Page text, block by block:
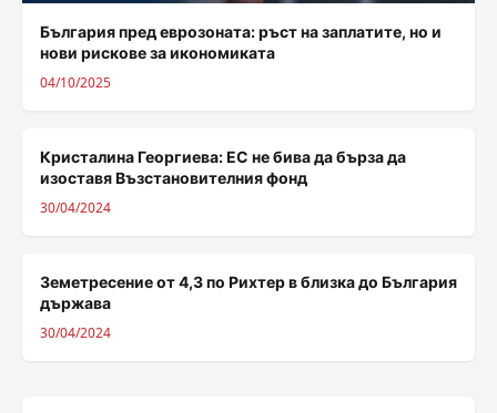
България пред еврозоната: ръст на заплатите, но и
нови рискове за икономиката
04/10/2025
Кристалина Георгиева: ЕС не бива да бърза да
изоставя Възстановителния фонд
30/04/2024
Земетресение от 4,3 по Рихтер в близка до България
държава
30/04/2024